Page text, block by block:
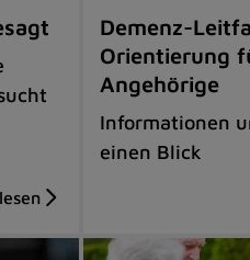
Demenz-
Orientierung
Angehörige
Informationen
einen Blick